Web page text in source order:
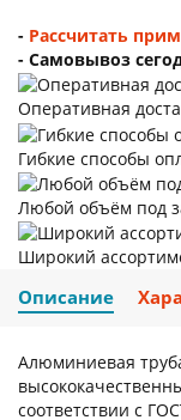
- Рассчитать
- Самовывоз
Оперативная
Гибкие способы
Любой объём под
Широкий
Описание
Алюминиевая
соответствии с